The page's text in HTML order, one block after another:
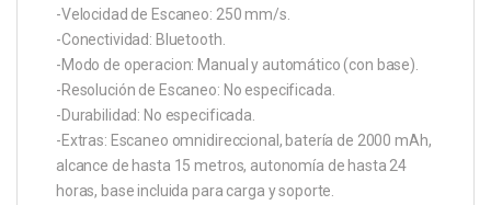
-Velocidad de Escaneo: 250 mm/s.
-Conectividad: Bluetooth.
-Modo de operacion: Manual y automático (con base).
-Resolución de Escaneo: No especificada.
-Durabilidad: No especificada.
-Extras: Escaneo omnidireccional, batería de 2000 mAh,
alcance de hasta 15 metros, autonomía de hasta 24
horas, base incluida para carga y soporte.